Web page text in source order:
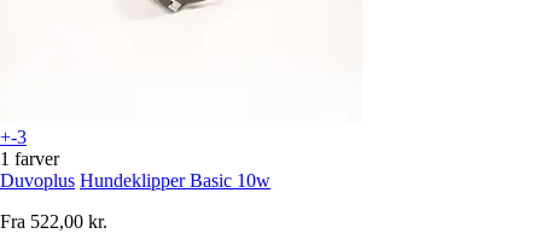
+-3
1 farver
Duvoplus Hundeklipper Basic 10w
Fra 522,00 kr.